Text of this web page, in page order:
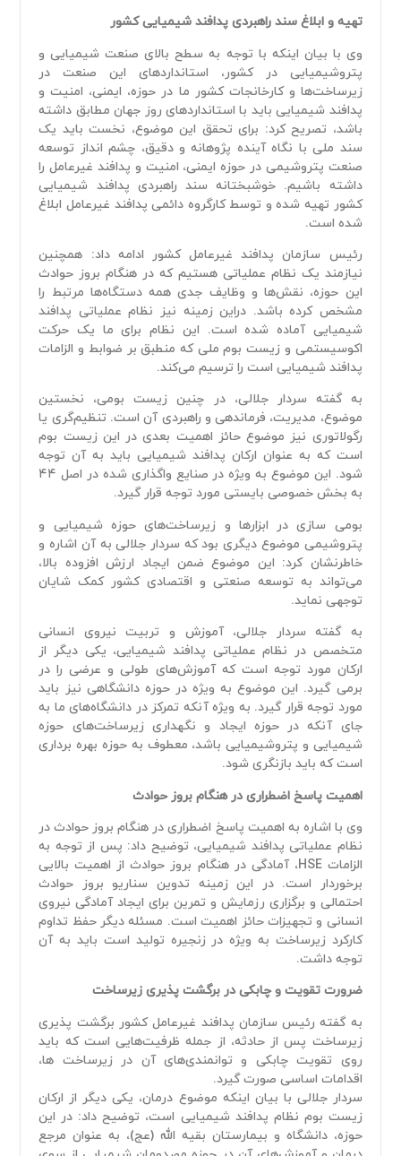
تهیه و ابلاغ سند راهبردی پدافند شیمیایی کشور
وی با بیان اینکه با توجه به سطح بالای صنعت شیمیایی و
پتروشیمیایی در کشور، استاندارد‌های این صنعت در
زیرساخت‌ها و کارخانجات کشور ما در حوزه، ایمنی، امنیت و
پدافند شیمیایی باید با استاندارد‌های روز جهان مطابق داشته
باشد، تصریح کرد: برای تحقق این موضوع، نخست باید یک
سند ملی با نگاه آینده پژوهانه و دقیق، چشم انداز توسعه
صنعت پتروشیمی در حوزه ایمنی، امنیت و پدافند غیرعامل را
داشته باشیم. خوشبختانه سند راهبردی پدافند شیمیایی
کشور تهیه شده و توسط کارگروه دائمی پدافند غیرعامل ابلاغ
شده است.
رئیس سازمان پدافند غیرعامل کشور ادامه داد: همچنین
نیازمند یک نظام عملیاتی هستیم که در هنگام بروز حوادث
این حوزه، نقش‌ها و وظایف جدی همه دستگاه‌ها مرتبط را
مشخص کرده باشد. دراین زمینه نیز نظام عملیاتی پدافند
شیمیایی آماده شده است. این نظام برای ما یک حرکت
اکوسیستمی و زیست بوم ملی که منطبق بر ضوابط و الزامات
پدافند شیمیایی است را ترسیم می‌کند.
به گفته سردار جلالی، در چنین زیست بومی، نخستین
موضوع، مدیریت، فرماندهی و راهبردی آن است. تنظیم‌گری یا
رگولاتوری نیز موضوع حائز اهمیت بعدی در این زیست بوم
است که به عنوان ارکان پدافند شیمیایی باید به آن توجه
شود. این موضوع به ویژه در صنایع واگذاری شده در اصل ۴۴
به بخش خصوصی بایستی مورد توجه قرار گیرد.
بومی سازی در ابزار‌ها و زیرساخت‌های حوزه شیمیایی و
پتروشیمی موضوع دیگری بود که سردار جلالی به آن اشاره و
خاطرنشان کرد: این موضوع ضمن ایجاد ارزش افزوده بالا،
می‌تواند به توسعه صنعتی و اقتصادی کشور کمک شایان
توجهی نماید.
به گفته سردار جلالی، آموزش و تربیت نیروی انسانی
متخصص در نظام عملیاتی پدافند شیمیایی، یکی دیگر از
ارکان مورد توجه است که آموزش‌های طولی و عرضی را در
برمی گیرد. این موضوع به ویژه در حوزه دانشگاهی نیز باید
مورد توجه قرار گیرد. به ویژه آنکه تمرکز در دانشگاه‌های ما به
جای آنکه در حوزه ایجاد و نگهداری زیرساخت‌های حوزه
شیمیایی و پتروشیمیایی باشد، معطوف به حوزه بهره برداری
است که باید بازنگری شود.
اهمیت پاسخ اضطراری در هنگام بروز حوادث
وی با اشاره به اهمیت پاسخ اضطراری در هنگام بروز حوادث در
نظام عملیاتی پدافند شیمیایی، توضیح داد: پس از توجه به
الزامات HSE، آمادگی در هنگام بروز حوادث از اهمیت بالایی
برخوردار است. در این زمینه تدوین سناریو بروز حوادث
احتمالی و برگزاری رزمایش و تمرین برای ایجاد آمادگی نیروی
انسانی و تجهیزات حائز اهمیت است. مسئله دیگر حفظ تداوم
کارکرد زیرساخت به ویژه در زنجیره تولید است باید به آن
توجه داشت.
ضرورت تقویت و چابکی در برگشت پذیری زیرساخت
به گفته رئیس سازمان پدافند غیرعامل کشور برگشت پذیری
زیرساخت پس از حادثه، از جمله ظرفیت‌هایی است که باید
روی تقویت چابکی و توانمندی‌های آن در زیرساخت ها،
اقدامات اساسی صورت گیرد.
سردار جلالی با بیان اینکه موضوع درمان، یکی دیگر از ارکان
زیست بوم نظام پدافند شیمیایی است، توضیح داد: در این
حوزه، دانشگاه و بیمارستان بقیه الله (عج)، به عنوان مرجع